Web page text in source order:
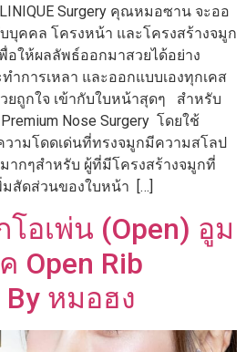
Surgery คุณหมอซาน จะออ
บุคคล โครงหน้า และโครงสร้างจมูก
อให้ผลลัพธ์ออกมาสวยได้อย่าง
การเหลา และออกแบบเองทุกเคส
ยถูกใจ เข้ากับใบหน้าสุดๆ สำหรับ
Nose Surgery โดยใช้
วามโดดเด่นที่ทรงจมูกมีความสโลป
ากๆสำหรับ ผู้ที่มีโครงสร้างจมูกที่
สัดส่วนของใบหน้า […]
อเพ่น (Open) อูม
Open Rib
By หมอฮง